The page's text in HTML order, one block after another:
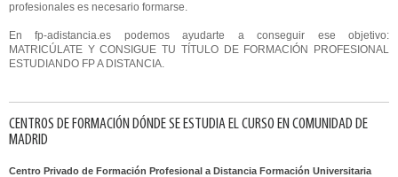
profesionales es necesario formarse.
En fp-adistancia.es podemos ayudarte a conseguir ese objetivo:
MATRICÚLATE Y CONSIGUE TU TÍTULO DE FORMACIÓN PROFESIONAL
ESTUDIANDO FP A DISTANCIA.
CENTROS DE FORMACIÓN DÓNDE SE ESTUDIA EL CURSO EN COMUNIDAD DE
MADRID
Centro Privado de Formación Profesional a Distancia Formación Universitaria